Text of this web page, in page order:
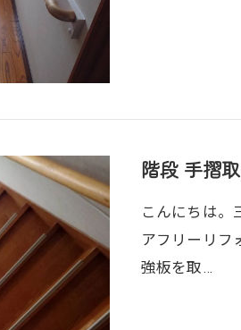
階段 手摺
こんにちは。
アフリーリフ
強板を取…